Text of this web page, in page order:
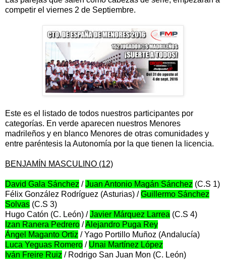
competir el viernes 2 de Septiembre.
Este es el listado de todos nuestros participantes por
categorías. En verde aparecen nuestros Menores
madrileños y en blanco Menores de otras comunidades y
entre paréntesis la Autonomía por la que tienen la licencia.
BENJAMÍN MASCULINO (12)
David Gala Sánchez /Juan Antonio Magán Sánchez (C.S 1)
Félix González Rodríguez (Asturias) /Guillermo Sánchez
Solvas (C.S 3)
Hugo Catón (C. León) /Javier Márquez Larrea (C.S 4)
Izan Ranera Pedrero /Alejandro Puga Rey
Ángel Maganto Ortiz / Yago Portillo Muñoz (Andalucía)
Luca Yeguas Romero / Unai Martínez López
Iván Freire Ruiz / Rodrigo San Juan Mon (C. León)